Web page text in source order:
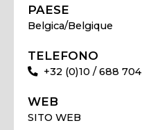
PAESE
Belgica/Belgique
TELEFONO
+32 (0)10 / 688 704
WEB
SITO WEB